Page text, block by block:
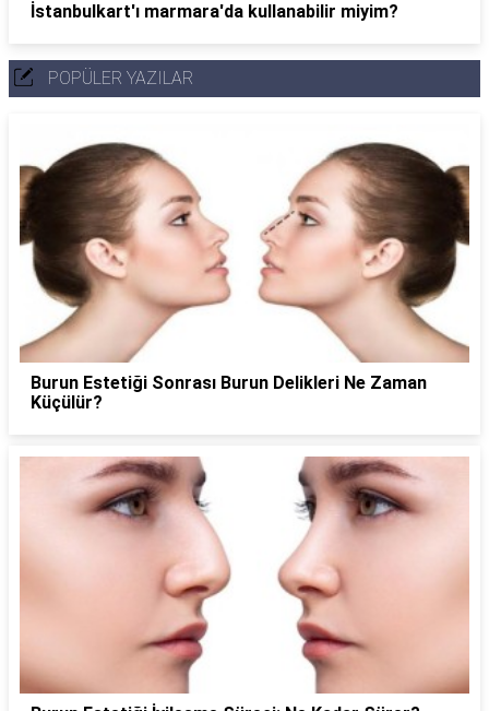
İstanbulkart'ı marmara'da kullanabilir miyim?
POPÜLER YAZILAR
Burun Estetiği Sonrası Burun Delikleri Ne Zaman
Küçülür?